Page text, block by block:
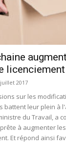
licenciement
2017
sur les
battent leur plein à
du Travail, a
à augmenter
Et répond ainsi